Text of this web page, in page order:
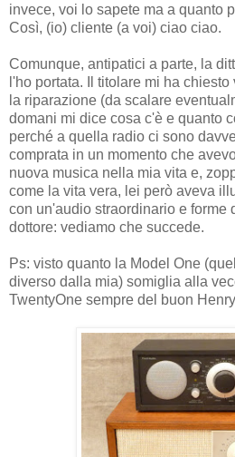
invece, voi lo sapete ma a quanto
Così, (io) cliente (a voi) ciao ciao.
Comunque, antipatici a parte, la
l'ho portata. Il titolare mi ha
la riparazione (da scalare
domani mi dice cosa c'è e quanto
perché a quella radio ci sono
comprata in un momento che
nuova musica nella mia vita e,
come la vita vera, lei però aveva
con un'audio straordinario e forme
dottore: vediamo che succede.
Ps: visto quanto la Model One
diverso dalla mia) somiglia alla
TwentyOne sempre del buon